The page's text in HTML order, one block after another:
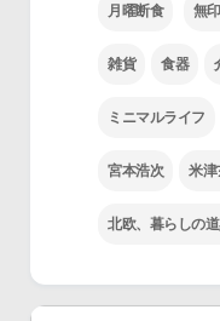
月曜断食 無
雑貨 食器
ミニマルライフ
宮本浩次 米津
北欧、暮らしの